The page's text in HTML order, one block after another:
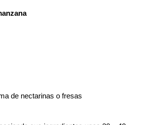
de nectarinas o fresas